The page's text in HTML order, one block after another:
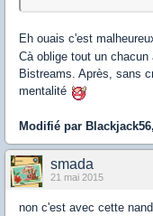
Eh ouais c'est
Cà oblige tout un
Bistreams. Après, sans
mentalité
Modifié par
smada
21 mai 2015
non c'est avec cette